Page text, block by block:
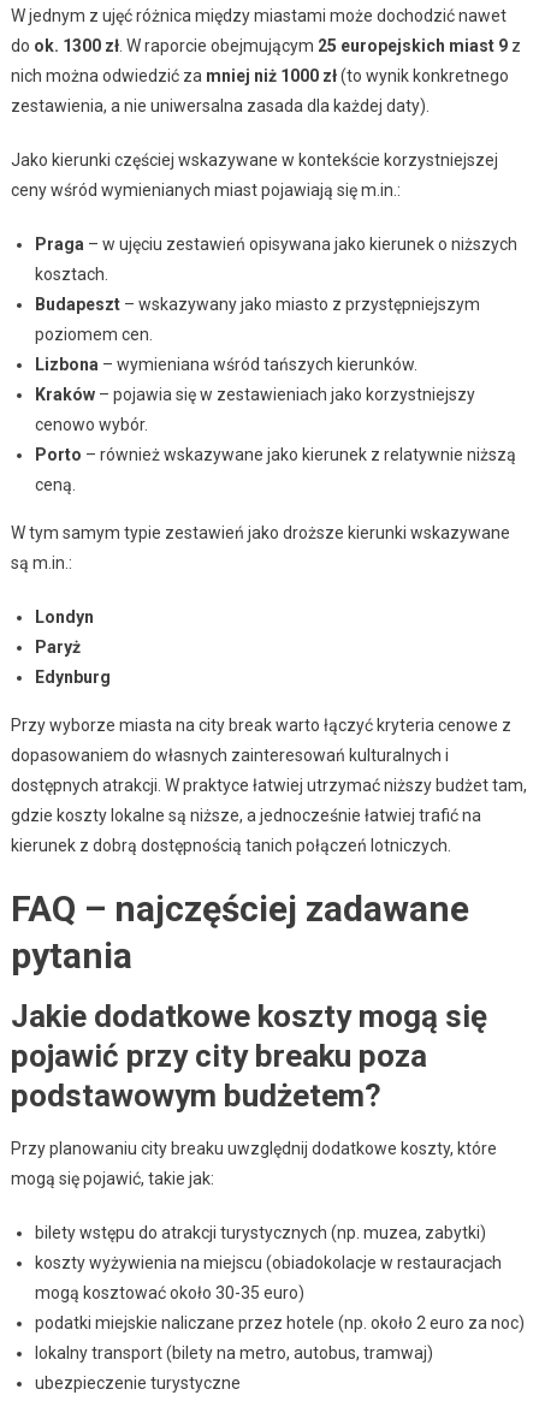
W jednym z ujęć różnica między miastami może dochodzić nawet
do ok. 1300 zł. W raporcie obejmującym 25 europejskich miast 9z
nich można odwiedzić za mniej niż 1000 zł(to wynik konkretnego
zestawienia, a nie uniwersalna zasada dla każdej daty).
Jako kierunki częściej wskazywane w kontekście korzystniejszej
ceny wśród wymienianych miast pojawiają się m.in.:
Praga – w ujęciu zestawień opisywana jako kierunek o niższych
kosztach.
Budapeszt– wskazywany jako miasto z przystępniejszym
poziomem cen.
Lizbona – wymieniana wśród tańszych kierunków.
Kraków– pojawia się w zestawieniach jako korzystniejszy
cenowo wybór.
Porto – również wskazywane jako kierunek z relatywnie niższą
ceną.
W tym samym typie zestawień jako droższe kierunki wskazywane
są m.in.:
Londyn
Paryż
Edynburg
Przy wyborze miasta na city break warto łączyć kryteria cenowe z
dopasowaniem do własnych zainteresowań kulturalnych i
dostępnych atrakcji. W praktyce łatwiej utrzymać niższy budżet tam,
gdzie koszty lokalne są niższe, a jednocześnie łatwiej trafić na
kierunek z dobrą dostępnością tanich połączeń lotniczych.
FAQ – najczęściej zadawane
pytania
Jakie dodatkowe koszty mogą się
pojawić przy city breaku poza
podstawowym budżetem?
Przy planowaniu city breaku uwzględnij dodatkowe koszty, które
mogą się pojawić, takie jak:
bilety wstępu do atrakcji turystycznych (np. muzea, zabytki)
koszty wyżywienia na miejscu (obiadokolacje w restauracjach
mogą kosztować około 30-35 euro)
podatki miejskie naliczane przez hotele (np. około 2 euro za noc)
lokalny transport (bilety na metro, autobus, tramwaj)
ubezpieczenie turystyczne